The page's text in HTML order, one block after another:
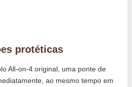
protéticas
All-on-4 original, uma ponte de
ao mesmo tempo em